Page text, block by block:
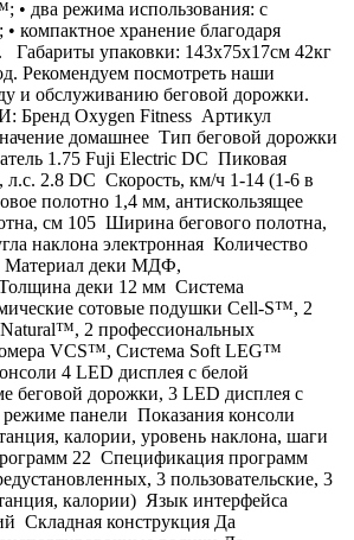
• два режима использования: с
компактное хранение благодаря
упаковки: 143х75х17см 42кг
Рекомендуем посмотреть наши
и обслуживанию беговой дорожки.
Oxygen Fitness Артикул
домашнее Тип беговой дорожки
1.75 Fuji Electric DC Пиковая
л.с. 2.8 DC Скорость, км/ч 1-14 (1-6 в
полотно 1,4 мм, антискользящее
см 105 Ширина бегового полотна,
наклона электронная Количество
Материал деки МДФ,
деки 12 мм Система
сотовые подушки Cell-S™, 2
Natural™, 2 профессиональных
VCS™, Система Soft LEG™
4 LED дисплея с белой
беговой дорожки, 3 LED дисплея с
панели Показания консоли
калории, уровень наклона, шаги
22 Спецификация программ
3 пользовательские, 3
калории) Язык интерфейса
Складная конструкция Да